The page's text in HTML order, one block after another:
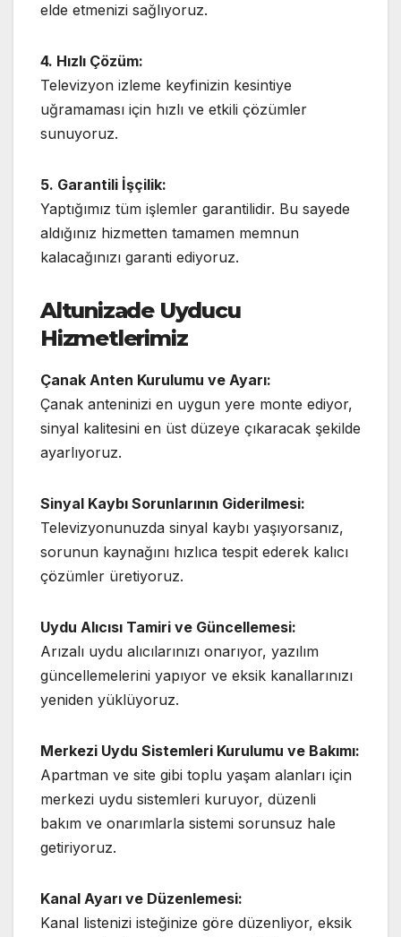
elde etmenizi sağlıyoruz.
4. Hızlı Çözüm:
Televizyon izleme keyfinizin kesintiye
uğramaması için hızlı ve etkili çözümler
sunuyoruz.
5. Garantili İşçilik:
Yaptığımız tüm işlemler garantilidir. Bu sayede
aldığınız hizmetten tamamen memnun
kalacağınızı garanti ediyoruz.
Altunizade Uyducu
Hizmetlerimiz
Çanak Anten Kurulumu ve Ayarı:
Çanak anteninizi en uygun yere monte ediyor,
sinyal kalitesini en üst düzeye çıkaracak şekilde
ayarlıyoruz.
Sinyal Kaybı Sorunlarının Giderilmesi:
Televizyonunuzda sinyal kaybı yaşıyorsanız,
sorunun kaynağını hızlıca tespit ederek kalıcı
çözümler üretiyoruz.
Uydu Alıcısı Tamiri ve Güncellemesi:
Arızalı uydu alıcılarınızı onarıyor, yazılım
güncellemelerini yapıyor ve eksik kanallarınızı
yeniden yüklüyoruz.
Merkezi Uydu Sistemleri Kurulumu ve Bakımı:
Apartman ve site gibi toplu yaşam alanları için
merkezi uydu sistemleri kuruyor, düzenli
bakım ve onarımlarla sistemi sorunsuz hale
getiriyoruz.
Kanal Ayarı ve Düzenlemesi:
Kanal listenizi isteğinize göre düzenliyor, eksik